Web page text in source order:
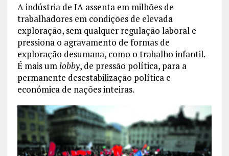
A indústria de IA assenta em milhões de
trabalhadores em condições de elevada
exploração, sem qualquer regulação laboral e
pressiona o agravamento de formas de
exploração desumana, como o trabalho infantil.
É mais umlobby, de pressão política, para a
permanente desestabilização política e
económica de nações inteiras.